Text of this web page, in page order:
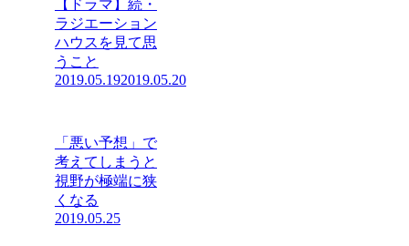
【ドラマ】続・
ラジエーション
ハウスを見て思
うこと
2019.05.192019.05.20
「悪い予想」で
考えてしまうと
視野が極端に狭
くなる
2019.05.25